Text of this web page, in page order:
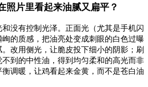
照片里看起来油腻又扁平？
没有控制光泽。正面光（尤其是手机闪
的质感，把油亮处变成刺眼的白色过曝
改用侧光，让脆皮投下细小的阴影；刷
不到的中性油，得到均匀柔和的高光而非
调暖，让鸡看起来金黄，而不是苍白油